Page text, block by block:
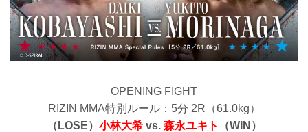
OPENING FIGHT
RIZIN MMA特別ルール：5分 2R（61.0kg）
（LOSE） 小林大希vs. 森永ユキト
（WIN）